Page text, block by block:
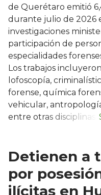
de Querétaro emitió
durante julio de 2026
investigaciones
participación de
especialidades
Los trabajos
lofoscopía,
forense, química
vehicular,
entre otras disciplinas.
Detienen a
por
ilícitas en